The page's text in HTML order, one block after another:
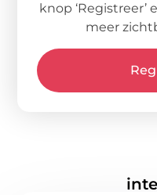
knop ‘Registreer’
meer